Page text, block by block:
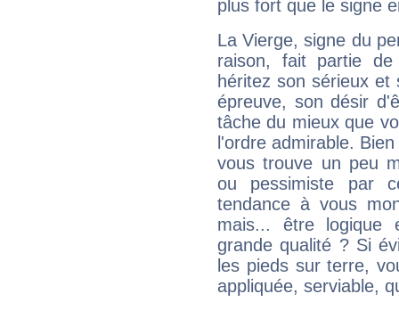
plus fort que le signe
La Vierge, signe du
raison, fait partie
héritez son sérieux
épreuve, son désir
tâche du mieux que
l'ordre admirable.
vous trouve un peu
ou pessimiste par
tendance à vous
mais... être logique
grande qualité ? Si
les pieds sur terre,
appliquée, serviable,